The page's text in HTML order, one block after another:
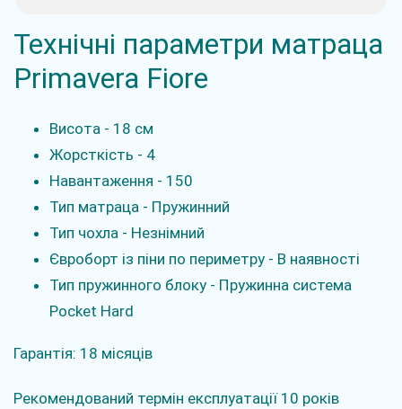
Технічні параметри матраца
Primavera Fiore
Висота - 18 см
Жорсткість - 4
Навантаження - 150
Тип матраца - Пружинний
Тип чохла - Незнімний
Євроборт із піни по периметру - В наявності
Тип пружинного блоку - Пружинна система
Pocket Hard
Гарантія: 18 місяців
Рекомендований термін експлуатації 10 років